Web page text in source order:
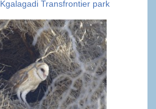
Kgalagadi Transfrontier park